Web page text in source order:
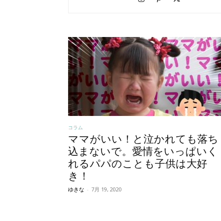
コラム
ママがいい！と泣かれても落ち
込まないで。愛情をいっぱいく
れるパパのことも子供は大好
き！
ゆきな - 7月 19, 2020